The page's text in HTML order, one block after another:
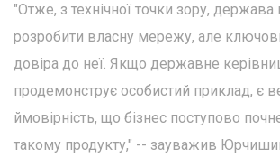
"Отже, з технічної точки зору,
розробити власну мережу, але
довіра до неї. Якщо державне
продемонструє особистий приклад, є
ймовірність, що бізнес поступово
такому продукту," -- зауважив